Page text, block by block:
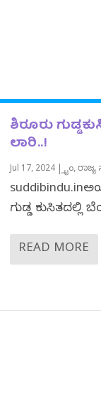
ಶಿರೂರು
ಲಾರಿ..!
Jul 17, 2024|ಕ್ರೈಂ,ರಾಜ್ಯ
ಗುಡ್ಡ ಕುಸಿತದಲ್ಲಿ
READ MORE